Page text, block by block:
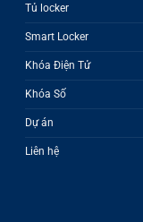
Tủ locker
Smart Locker
Khóa Điện Tử
Khóa Số
Dự án
Liên hệ